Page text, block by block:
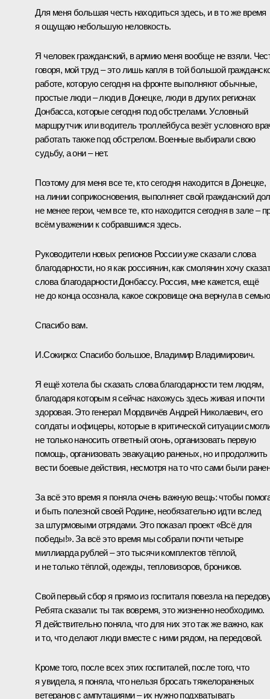
Для меня большая честь находиться здесь, и в то же время
я ощущаю небольшую неловкость.
Я человек гражданский, в армию меня вообще не взяли.
говоря, мой труд – это лишь капля в той большой
работе, которую сегодня на фронте выполняют обычные,
простые люди – люди в Донецке, люди в других регионах
Донбасса, которые сегодня под обстрелами. Условный
маршрутчик или водитель троллейбуса везёт условного
работать также под обстрелом. Военные выбирали свою
судьбу, а они – нет.
Поэтому для меня все те, кто сегодня находится в Донецке,
на линии соприкосновения, выполняет свой гражданский
не менее герои, чем все те, кто находится сегодня в зале –
всём уважении к собравшимся здесь.
Руководители новых регионов России уже сказали слова
благодарности, но я как россиянин, как смолянин хочу
слова благодарности Донбассу. Россия, мне кажется, ещё
не до конца осознала, какое сокровище она вернула в
Спасибо вам.
И.Сокирко: Спасибо большое, Владимир Владимирович.
Я ещё хотела бы сказать слова благодарности тем людям,
благодаря которым я сейчас нахожусь здесь живая и почти
здоровая. Это генерал Мордвичёв Андрей Николаевич, его
солдаты и офицеры, которые в критической ситуации
не только наносить ответный огонь, организовать первую
помощь, организовать эвакуацию раненых, но и продолжить
вести боевые действия, несмотря на то что сами были
За всё это время я поняла очень важную вещь: чтобы
и быть полезной своей Родине, необязательно идти вслед
за штурмовыми отрядами. Это показал проект «Всё для
победы!». За всё это время мы собрали почти четыре
миллиарда рублей – это тысячи комплектов тёплой,
и не только тёплой, одежды, тепловизоров, броников.
Свой первый сбор я прямо из госпиталя повезла на
Ребята сказали: ты так вовремя, это жизненно необходимо.
Я действительно поняла, что для них это так же важно, как
и то, что делают люди вместе с ними рядом, на передовой.
Кроме того, после всех этих госпиталей, после того, что
я увидела, я поняла, что нельзя бросать тяжелораненых
ветеранов с ампутациями – их нужно подхватывать